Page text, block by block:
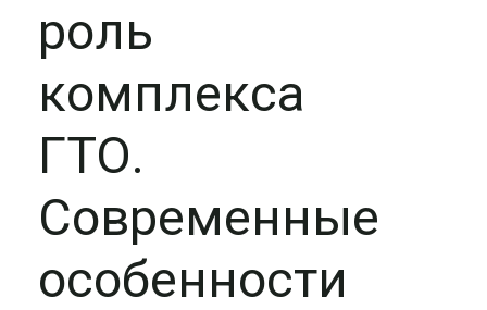
роль
комплекса
ГТО.
Современные
особенности